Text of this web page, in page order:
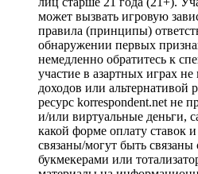
может вызвать игровую
правила (принципы)
обнаружении первых
немедленно обратитесь к
участие в азартных играх
доходов или
ресурс korrespondent.net не
и/или виртуальные деньги,
какой форме оплату ставок
связаны/могут быть
букмекерами или